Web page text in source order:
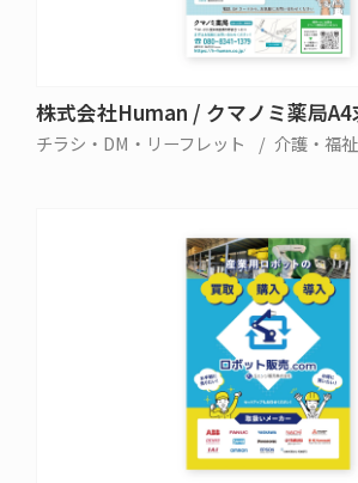
株式会社Human / クマノミ薬局A4
チラシ・DM・リーフレット 介護・福